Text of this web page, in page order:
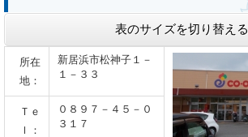
表のサイズを切り替える
所在
地：
新居浜市松神子１－
１－３３
Ｔｅ
ｌ：
０８９７－４５－０
３１７